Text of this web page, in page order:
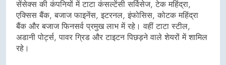
सेंसेक्स की कंपनियों में टाटा कंसल्टेंसी सर्विसेज, टेक महिंद्रा,
एक्सिस बैंक, बजाज फाइनेंस, इटरनल, इंफोसिस, कोटक महिंद्रा
बैंक और बजाज फिनसर्व प्रमुख लाभ में रहे। वहीं टाटा स्टील,
अडानी पोर्ट्स, पावर ग्रिड और टाइटन पिछड़ने वाले शेयरों में शामिल
रहे।